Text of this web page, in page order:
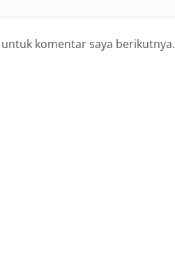
komentar saya berikutnya.